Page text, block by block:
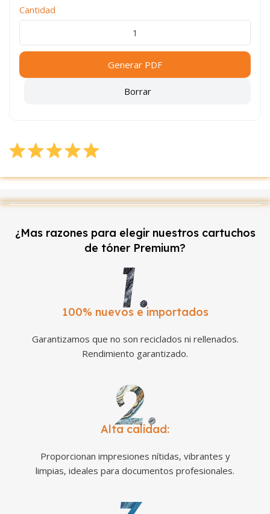
Cantidad
Generar PDF
Borrar
¿Mas razones para elegir nuestros cartuchos
de tóner Premium?
100% nuevos e importados
Garantizamos que no son reciclados ni rellenados.
Rendimiento garantizado.
Alta calidad:
Proporcionan impresiones nítidas, vibrantes y
limpias, ideales para documentos profesionales.